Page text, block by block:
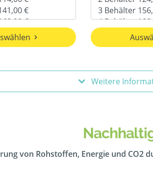
Weitere
von Rohstoffen, Energie und CO2